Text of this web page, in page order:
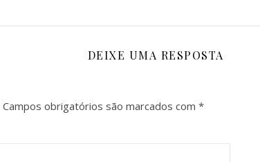
DEIXE UMA RESPOSTA
Campos obrigatórios são marcados com *